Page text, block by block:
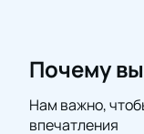
пройдет в
Зал принимает
Почему
Нам важно,
впечатления